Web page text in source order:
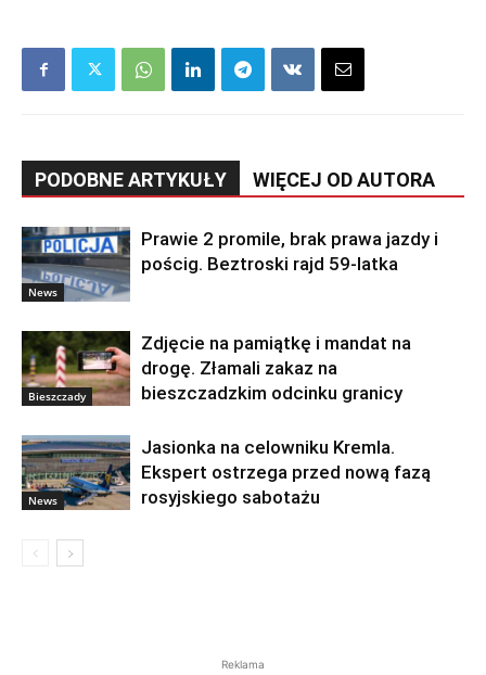
PODOBNE ARTYKUŁY WIĘCEJ OD AUTORA
News
Prawie 2 promile, brak prawa jazdy i
pościg. Beztroski rajd 59-latka
Bieszczady
Zdjęcie na pamiątkę i mandat na
drogę. Złamali zakaz na
bieszczadzkim odcinku granicy
News
Jasionka na celowniku Kremla.
Ekspert ostrzega przed nową fazą
rosyjskiego sabotażu
Reklama